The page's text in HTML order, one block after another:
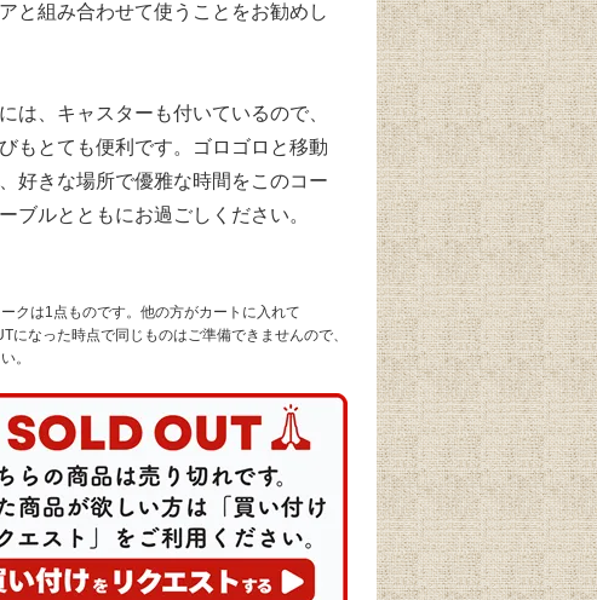
と組み合わせて使うことをお勧めし
は、キャスターも付いているので、
もとても便利です。ゴロゴロと移動
好きな場所で優雅な時間をこのコー
ブルとともにお過ごしください。
クは1点ものです。他の方がカートに入れて
なった時点で同じものはご準備できませんので、
。